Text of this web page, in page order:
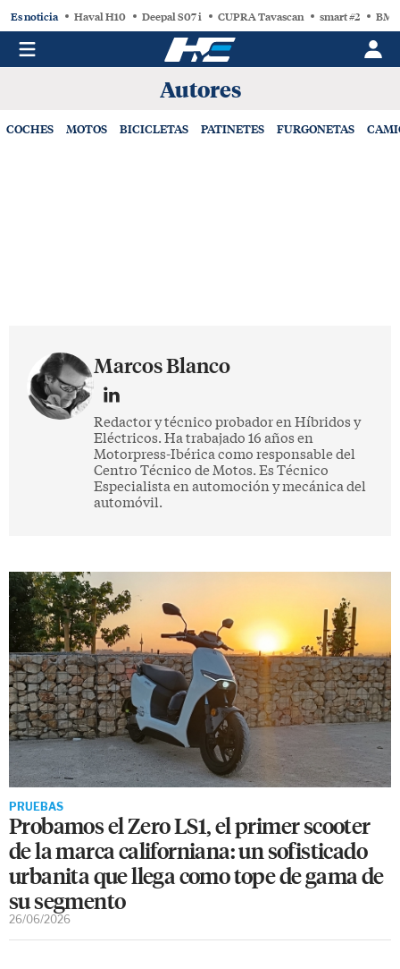
Es noticia Haval H10 Deepal S07 i CUPRA Tavascan smart #2
Autores
COCHES MOTOS BICICLETAS PATINETES FURGONETAS
Marcos Blanco
Redactor y técnico probador en Híbridos y
Eléctricos. Ha trabajado 16 años en
Motorpress-Ibérica como responsable del
Centro Técnico de Motos. Es Técnico
Especialista en automoción y mecánica del
automóvil.
PRUEBAS
Probamos el Zero LS1, el primer scooter
de la marca californiana: un sofisticado
urbanita que llega como tope de gama de
su segmento
26/06/2026